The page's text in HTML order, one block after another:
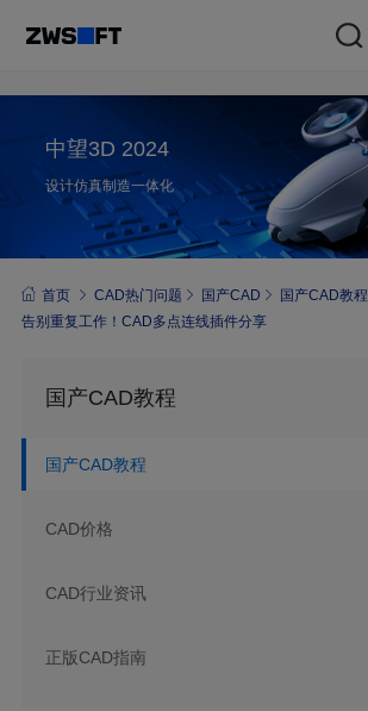
中望3D 2024
设计仿真制造一体化
首页 CAD热门问题 国产CAD
国产CAD教程
告别重复工作！CAD多点连线插件分享
国产CAD教程
国产CAD教程
CAD价格
CAD行业资讯
正版CAD指南